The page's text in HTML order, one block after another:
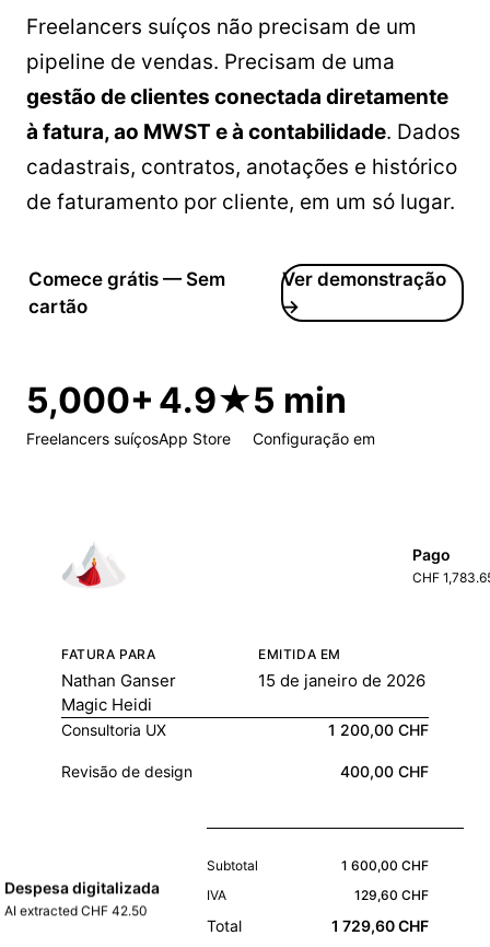
Freelancers suíços não precisam de um
pipeline de vendas. Precisam de uma
gestão de clientes conectada diretamente
à fatura, ao MWST e à contabilidade. Dados
cadastrais, contratos, anotações e histórico
de faturamento por cliente, em um só lugar.
Comece grátis — Sem
cartão
Ver demonstração
→
5,000+
Freelancers suíços
4.9★
App Store
5 min
Configuração em
FATURA PARA
Nathan Ganser
Magic Heidi
EMITIDA EM
15 de janeiro de 2026
Consultoria UX 1 200,00 CHF
Revisão de design 400,00 CHF
Subtotal
1 600,00 CHF
IVA
129,60 CHF
Total 1 729,60 CHF
Pago
CHF
Despesa digitalizada
AI extracted CHF 42.50